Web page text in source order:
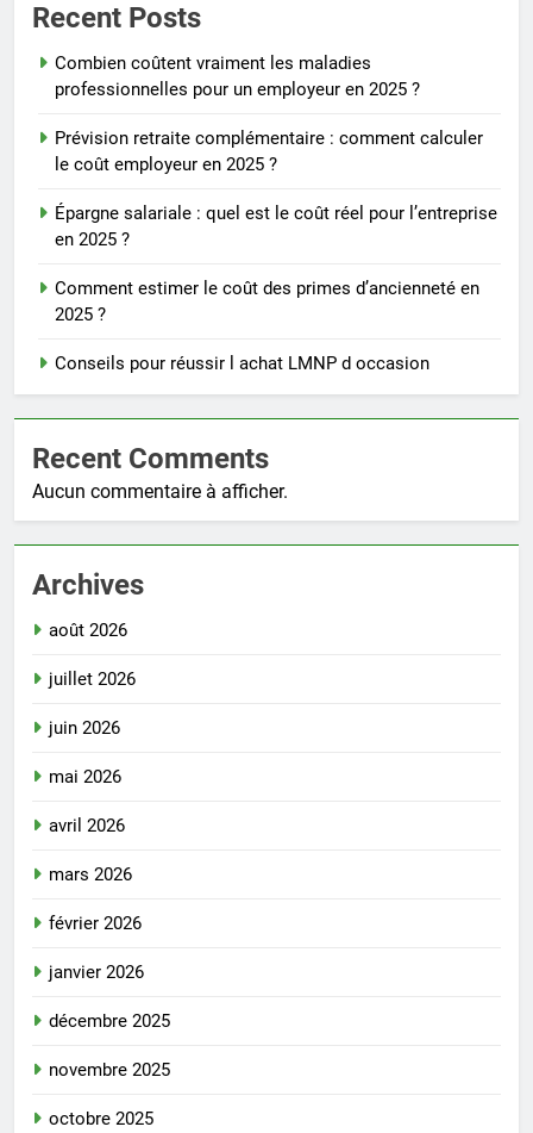
Recent Posts
Combien coûtent vraiment les maladies
professionnelles pour un employeur en 2025 ?
Prévision retraite complémentaire : comment calculer
le coût employeur en 2025 ?
Épargne salariale : quel est le coût réel pour l’entreprise
en 2025 ?
Comment estimer le coût des primes d’ancienneté en
2025 ?
Conseils pour réussir l achat LMNP d occasion
Recent Comments
Aucun commentaire à afficher.
Archives
août 2026
juillet 2026
juin 2026
mai 2026
avril 2026
mars 2026
février 2026
janvier 2026
décembre 2025
novembre 2025
octobre 2025